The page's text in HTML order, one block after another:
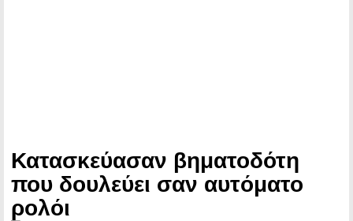
Κατασκεύασαν βηματοδότη
που δουλεύει σαν αυτόματο
ρολόι